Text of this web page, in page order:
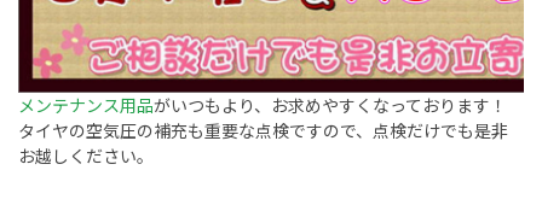
メンテナンス用品がいつもより、お求めやすくなっております！
タイヤの空気圧の補充も重要な点検ですので、点検だけでも是非
お越しください。